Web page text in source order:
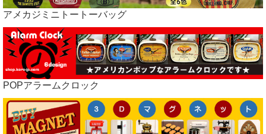
アメカジミニトートーバッグ
POPアラームクロック